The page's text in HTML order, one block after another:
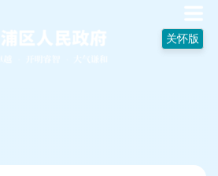
关怀版